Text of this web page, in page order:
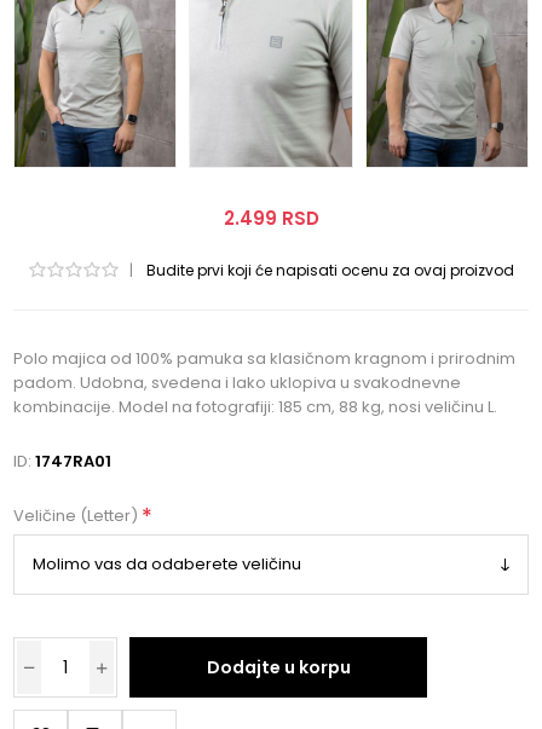
2.499 RSD
| Budite prvi koji će napisati ocenu za ovaj proizvod
Polo majica od 100% pamuka sa klasičnom kragnom i prirodnim
padom. Udobna, svedena i lako uklopiva u svakodnevne
kombinacije. Model na fotografiji: 185 cm, 88 kg, nosi veličinu L.
ID: 1747RA01
Veličine (Letter) *
Dodajte u korpu